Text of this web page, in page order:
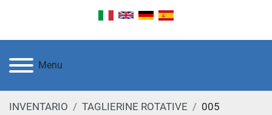
Menu
INVENTARIO TAGLIERINE ROTATIVE 005